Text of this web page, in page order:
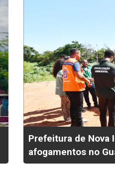
Prefeitura de Nova
afogamentos no